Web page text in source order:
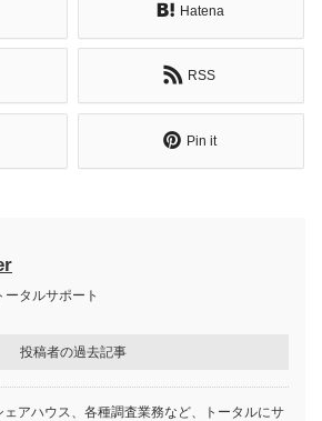
Hatena
RSS
Pin it
ータルサポート
投稿者の過去記事
アハウス、各種調査業務など、トータルにサ